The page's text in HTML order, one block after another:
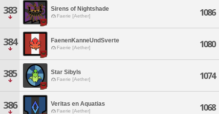
383 Sirens of Nightshade
Faerie [Aether] 1086
384 FaenenKanneUndSverte
Faerie [Aether] 1080
385 Star Sibyls
Faerie [Aether] 1074
386 Veritas en Aquatias
Faerie [Aether] 1068